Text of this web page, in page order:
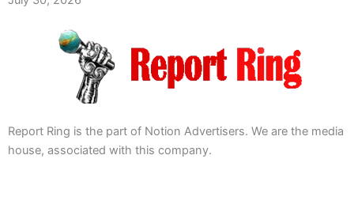
Report Ring is the part of Notion Advertisers. We are the media
house, associated with this company.